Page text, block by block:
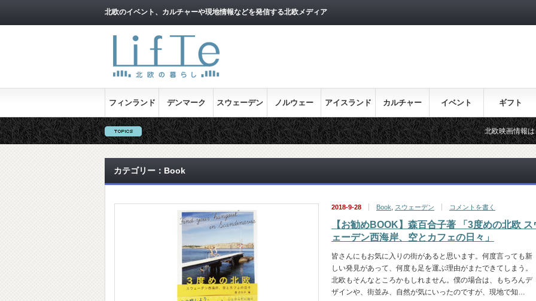
北欧のイベント、カルチャーや現地情報などを発信する北欧メディア
フィンランド デンマーク スウェーデン ノルウェー アイスランド カルチャー イベント ギフト
北欧映画情報はこちら♪
カテゴリー：Book
2018-9-28 Book スウェーデン コメントを書く
【お勧めBOOK】森百合子著 「3度めの北欧 ス
ェーデン西海岸、空とカフェの日々」
皆さんにもお気に入りの街があると思います。何度言っても新
しい発見があって、何度も足を運ぶ理由がまたできてしまう。
北欧もそんなところかもしれません。僕の場合は、もちろんデ
ザインや、街並み、自然が気にいったのですが、現地で知…